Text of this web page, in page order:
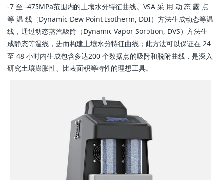
-7 至 -475MPa范围内的土壤水分特征曲线。VSA 采 用 动 态 露 点
等 温 线（Dynamic Dew Point Isotherm, DDI）方法生成动态等温
线，通过动态蒸汽吸附（Dynamic Vapor Sorption, DVS）方法生
成静态等温线，进而构建土壤水分特征曲线；此方法可以保证在 24
至 48 小时内生成包含多达200 个数据点的吸附和脱附曲线，是深入
研究土壤膨胀性、比表面积等特性的理想工具。